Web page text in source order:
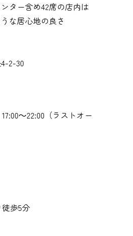
ション Facebook
ター含め42席の店内は
な居心地の良さ
2-30
17:00～22:00（ラストオー
徒歩5分